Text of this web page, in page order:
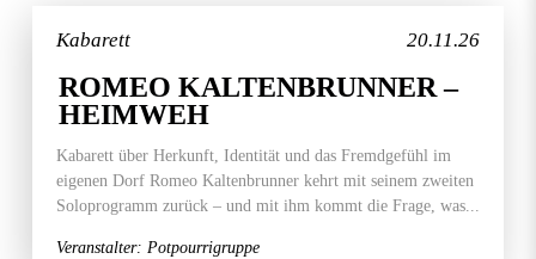
20.11.26
Kabarett
ROMEO KALTENBRUNNER –
HEIMWEH
Kabarett über Herkunft, Identität und das Fremdgefühl im
eigenen Dorf Romeo Kaltenbrunner kehrt mit seinem zweiten
Soloprogramm zurück – und mit ihm kommt die Frage, was...
Veranstalter: Potpourrigruppe